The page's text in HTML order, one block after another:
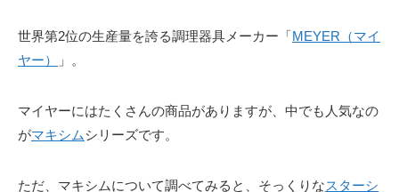
世界第2位の生産量を誇る調理器具メーカー「MEYER（マイ
ヤー）
」。
マイヤーにはたくさんの商品がありますが、中でも人気なの
がマキシムシリーズです。
ただ、マキシムについて調べてみると、そっくりなスターシ